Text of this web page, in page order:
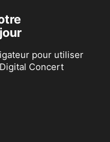
pour utiliser
Concert